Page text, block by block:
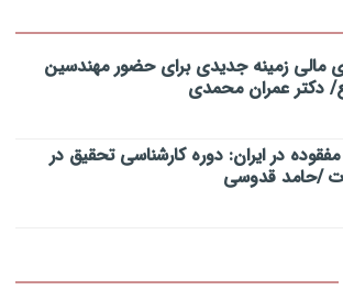
مالی زمینه جدیدی برای حضور مهندسین
دکتر عمران محمدی
در ایران: دوره کارشناسی تحقیق در
/حامد قدوسی